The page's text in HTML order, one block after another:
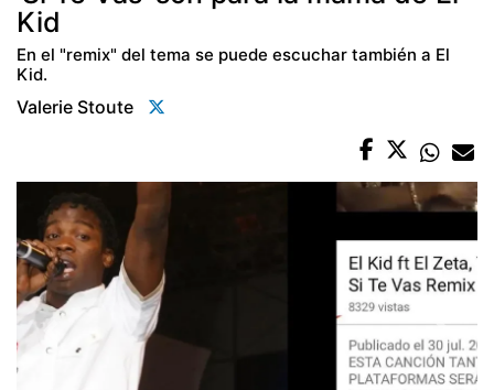
Kid
En el "remix" del tema se puede escuchar también a El
Kid.
Valerie Stoute